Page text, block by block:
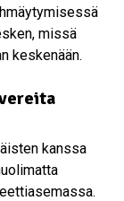
missä
keskenään.
kanssa